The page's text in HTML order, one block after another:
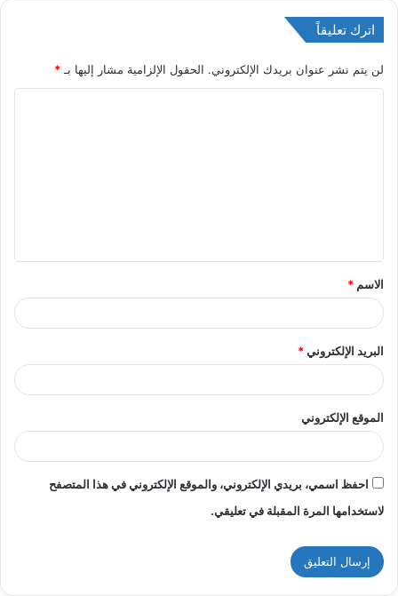
اترك تعليقاً
لن يتم نشر عنوان بريدك الإلكتروني. الحقول الإلزامية مشار إليها بـ *
ق
*
الاسم *
البريد الإلكتروني*
الموقع الإلكتروني
احفظ اسمي، بريدي الإلكتروني، والموقع الإلكتروني في هذا المتصفح
لاستخدامها المرة المقبلة في تعليقي.